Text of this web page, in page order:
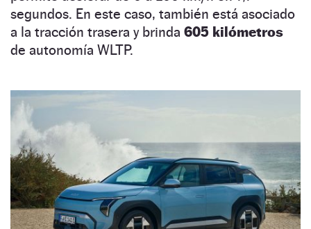
segundos. En este caso, también está asociado
a la tracción trasera y brinda 605 kilómetros
de autonomía WLTP.